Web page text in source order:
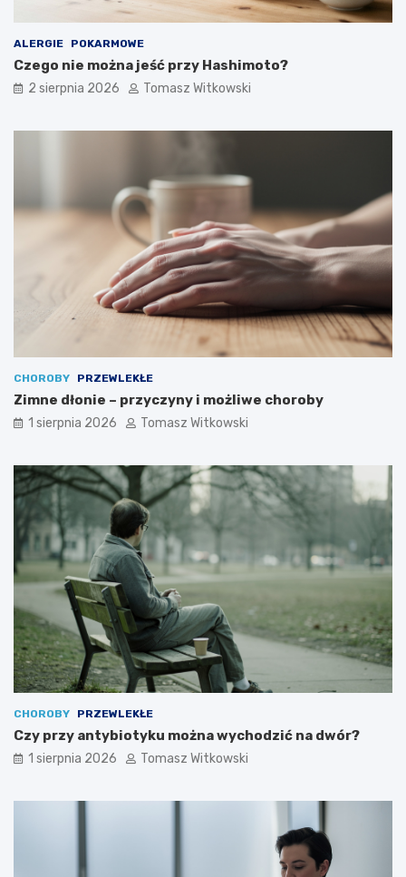
ALERGIE POKARMOWE
Czego nie można jeść przy Hashimoto?
2 sierpnia 2026 Tomasz Witkowski
CHOROBY PRZEWLEKŁE
Zimne dłonie – przyczyny i możliwe choroby
1 sierpnia 2026 Tomasz Witkowski
CHOROBY PRZEWLEKŁE
Czy przy antybiotyku można wychodzić na dwór?
1 sierpnia 2026 Tomasz Witkowski